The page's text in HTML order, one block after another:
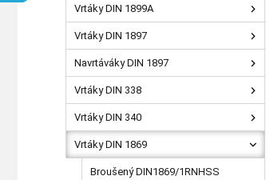
Vrtáky DIN 1899A
Vrtáky DIN 1897
Navrtáváky DIN 1897
Vrtáky DIN 338
Vrtáky DIN 340
Vrtáky DIN 1869
Broušený DIN1869/1RNHSS